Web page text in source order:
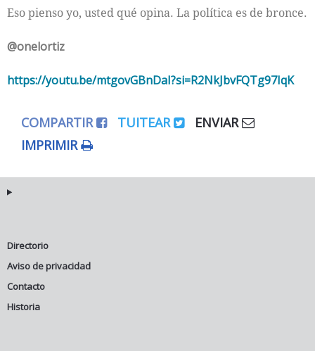
Eso pienso yo, usted qué opina. La política es de bronce.
@onelortiz
https://youtu.be/mtgovGBnDaI?si=R2NkJbvFQTg97IqK
COMPARTIR TUITEAR
ENVIAR
IMPRIMIR
Directorio
Aviso de privacidad
Contacto
Historia